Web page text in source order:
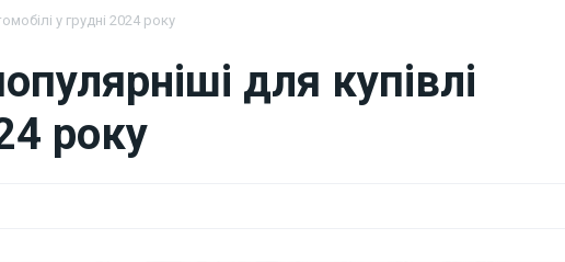
у грудні 2024 року
для купівлі
року